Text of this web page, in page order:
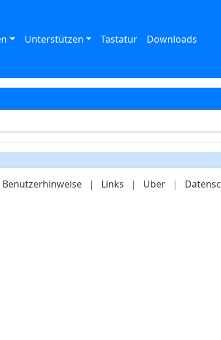
Unterstützen Tastatur Downloads
Benutzerhinweise | Links | Über |